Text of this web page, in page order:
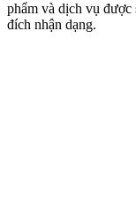
phẩm và dịch vụ được
đích nhận dạng.